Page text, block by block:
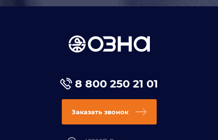
8 800 250 21 01
Заказать звонок